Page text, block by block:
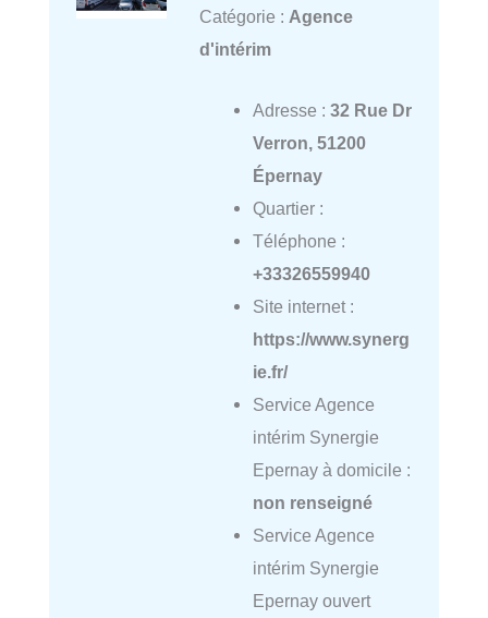
Catégorie : Agence
d'intérim
Adresse : 32 Rue Dr
Verron, 51200
Épernay
Quartier :
Téléphone :
+33326559940
Site internet :
https://www.synerg
ie.fr/
Service Agence
intérim Synergie
Epernay à domicile :
non renseigné
Service Agence
intérim Synergie
Epernay ouvert